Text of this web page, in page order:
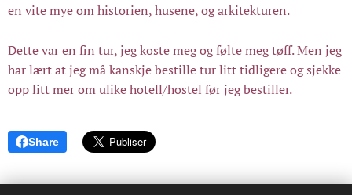
en vite mye om historien, husene, og arkitekturen.
Dette var en fin tur, jeg koste meg og følte meg tøff. Men jeg
har lært at jeg må kanskje bestille tur litt tidligere og sjekke
opp litt mer om ulike hotell/hostel før jeg bestiller.
Share